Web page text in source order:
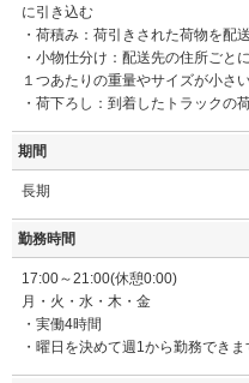
に引き込む
・荷積み：荷引きされた荷物を配
・小物仕分け：配送先の住所ごと
１つあたりの重量やサイズが小さ
・荷下ろし：到着したトラックの
期間
長期
勤務時間
17:00～21:00(休憩0:00)
月・火・水・木・金
・実働4時間
・曜日を決めて週1から勤務できま